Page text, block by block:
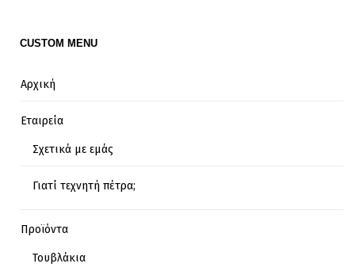
CUSTOM MENU
Αρχική
Εταιρεία
Σχετικά με εμάς
Γιατί τεχνητή πέτρα;
Προϊόντα
Τουβλάκια